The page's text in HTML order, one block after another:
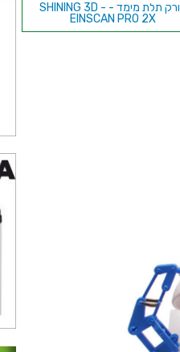
סורק תלת מימד - SHINING 3D -
EINSCAN PRO 2X